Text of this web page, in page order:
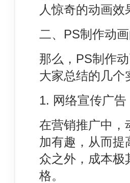
人惊奇的动画效
二、PS制作动
那么，PS制作
大家总结的几个
1. 网络宣传广告
在营销推广中，
加有趣，从而提
众之外，成本极
格。